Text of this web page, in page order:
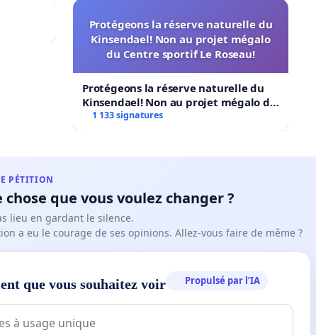
Protégeons la réserve naturelle du
Kinsendael! Non au projet mégalo
du Centre sportif Le Roseau!
Protégeons la réserve naturelle du
Kinsendael! Non au projet mégalo du
Centre sportif Le Roseau!
1 133 signatures
PÉTITION
que vous voulez changer ?
lieu en gardant le silence.
a eu le courage de ses opinions. Allez-vous faire de même ?
que vous souhaitez voir Propulsé par l’IA